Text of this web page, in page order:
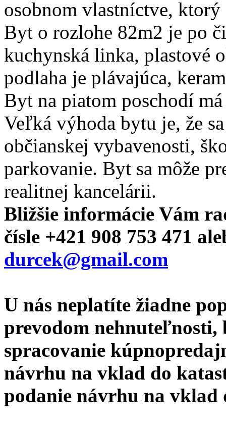
osobnom vlastníctve, ktorý
Byt o rozlohe 82m2 je po
kuchynská linka, plastové
podlaha je plávajúca,
Byt na piatom poschodí
Veľká výhoda bytu je, že
občianskej vybavenosti,
parkovanie. Byt sa môže
realitnej kancelárii.
Bližšie informácie Vám
čísle +421 908 753 471
durcek@gmail.com
U nás neplatíte žiadne
prevodom nehnuteľnosti,
spracovanie
návrhu na vklad do
podanie návrhu na vklad